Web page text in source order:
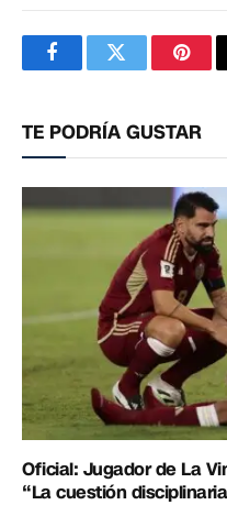
FacebookTwitter
TE PODRÍA GUSTAR
Oficial: Jugador de La
“La cuestión